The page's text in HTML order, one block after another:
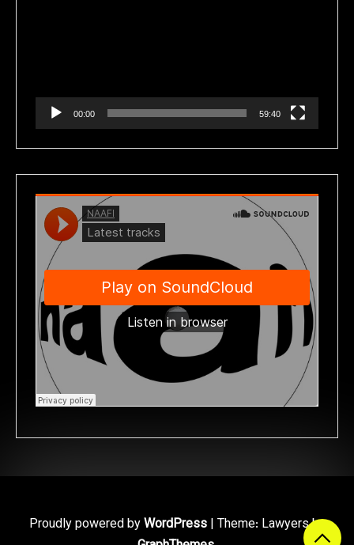
00:00 59:40
Proudly powered byWordPress | Theme: Lawyers by